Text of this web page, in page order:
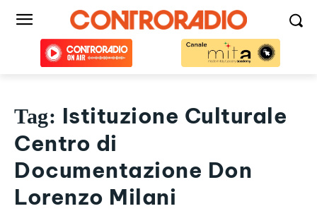
Tag: Istituzione Culturale
Centro di
Documentazione Don
Lorenzo Milani